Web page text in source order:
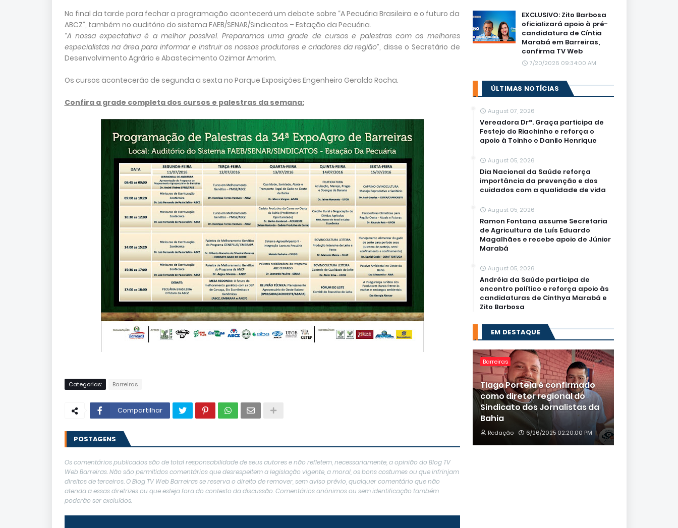
No final da tarde para fechar a programação acontecerá um debate sobre “A Pecuária Brasileira e o futuro da
ABCZ”, também no auditório do sistema FAEB/SENAR/Sindicatos – Estação da Pecuária.
“A nossa expectativa é a melhor possível. Preparamos uma grade de cursos e palestras com os melhores
especialistas na área para informar e instruir os nossos produtores e criadores da região”, disse o Secretário de
Desenvolvimento Agrário e Abastecimento Ozimar Amorim.
Os cursos acontecerão de segunda a sexta no Parque Exposições Engenheiro Geraldo Rocha.
Confira a grade completa dos cursos e palestras da semana:
Categorias: Barreiras
Compartilhar
POSTAGENS
Os comentários publicados são de total responsabilidade de seus autores e não refletem, necessariamente, a opinião do Blog TV
Web Barreiras. Não são permitidos comentários que desrespeitem a legislação vigente, a moral, os bons costumes ou que infrinjam
direitos de terceiros. O Blog TV Web Barreiras se reserva o direito de remover, sem aviso prévio, qualquer comentário que não
atenda a essas diretrizes ou que esteja fora do contexto da discussão. Comentários anônimos ou sem identificação também
poderão ser excluídos.
EXCLUSIVO: Zito Barbosa
oficializará apoio à pré-
candidatura de Cíntia
Marabá em Barreiras,
confirma TV Web
7/20/2026 09:34:00 AM
ÚLTIMAS NOTÍCIAS
August 07, 2026
Vereadora Drª. Graça participa de
Festejo do Riachinho e reforça o
apoio à Toinho e Danilo Henrique
August 05, 2026
Dia Nacional da Saúde reforça
importância da prevenção e dos
cuidados com a qualidade de vida
August 05, 2026
Ramon Fontana assume Secretaria
de Agricultura de Luís Eduardo
Magalhães e recebe apoio de Júnior
Marabá
August 05, 2026
Andréia da Saúde participa de
encontro político e reforça apoio às
candidaturas de Cinthya Marabá e
Zito Barbosa
EM DESTAQUE
Barreiras
Tiago Portela é confirmado
como diretor regional do
Sindicato dos Jornalistas da
Bahia
Redação 6/26/2025 02:20:00 PM